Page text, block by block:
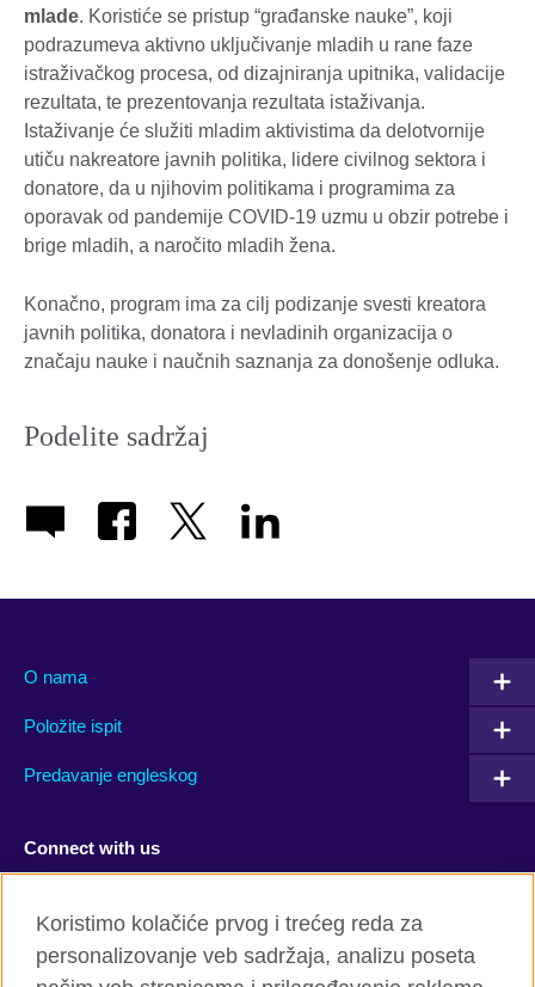
mlade. Koristiće se pristup “građanske nauke”, koji
podrazumeva aktivno uključivanje mladih u rane faze
istraživačkog procesa, od dizajniranja upitnika, validacije
rezultata, te prezentovanja rezultata istaživanja.
Istaživanje će služiti mladim aktivistima da delotvornije
utiču nakreatore javnih politika, lidere civilnog sektora i
donatore, da u njihovim politikama i programima za
oporavak od pandemije COVID-19 uzmu u obzir potrebe i
brige mladih, a naročito mladih žena.
Konačno, program ima za cilj podizanje svesti kreatora
javnih politika, donatora i nevladinih organizacija o
značaju nauke i naučnih saznanja za donošenje odluka.
Podelite sadržaj
O nama
Položite ispit
Predavanje engleskog
Connect with us
YouTube Flickr
Koristimo kolačiće prvog i trećeg reda za
personalizovanje veb sadržaja, analizu poseta